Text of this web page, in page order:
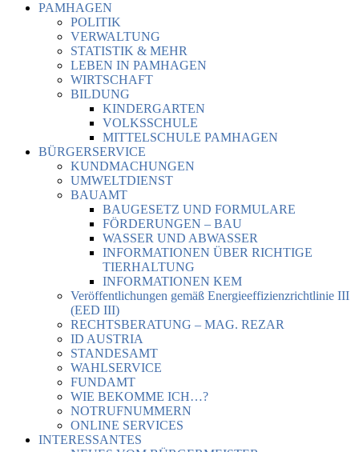
PAMHAGEN
POLITIK
VERWALTUNG
STATISTIK & MEHR
LEBEN IN PAMHAGEN
WIRTSCHAFT
BILDUNG
KINDERGARTEN
VOLKSSCHULE
MITTELSCHULE PAMHAGEN
BÜRGERSERVICE
KUNDMACHUNGEN
UMWELTDIENST
BAUAMT
BAUGESETZ UND FORMULARE
FÖRDERUNGEN – BAU
WASSER UND ABWASSER
INFORMATIONEN ÜBER RICHTIGE
TIERHALTUNG
INFORMATIONEN KEM
Veröffentlichungen gemäß Energieeffizienzrichtlinie III
(EED III)
RECHTSBERATUNG – MAG. REZAR
ID AUSTRIA
STANDESAMT
WAHLSERVICE
FUNDAMT
WIE BEKOMME ICH…?
NOTRUFNUMMERN
ONLINE SERVICES
INTERESSANTES